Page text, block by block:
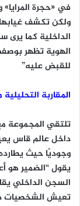
في «حجرة المرايا»
ولكن تكشف
الداخلية كما يرى
الهوية تظهر
للقبض عليه”
المقاربة
تلتقي المجموعة
داخل عالم قاس
وجوديًا حيث
يقول “الضمير هو
السجن الداخلي
تعيش الشخصيات